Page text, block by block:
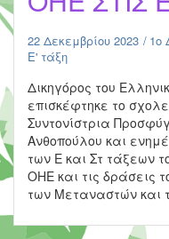
22 Δεκεμβρίου 2023
1ο
Ε' τάξη
Δικηγόρος του
επισκέφτηκε το
Συντονίστρια
Ανθοπούλου και
των Ε και Στ τάξεων
ΟΗΕ και τις δράσεις
των Μεταναστών και